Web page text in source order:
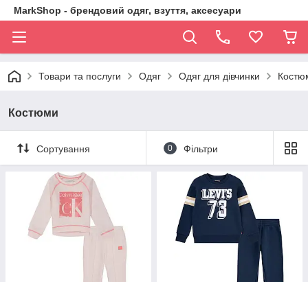
MarkShop - брендовий одяг, взуття, аксесуари
Товари та послуги Одяг Одяг для дівчинки
Костюми
Сортування 0 Фільтри